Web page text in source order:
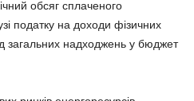
обсяг сплаченого
податку на доходи фізичних
загальних надходжень у бюджет